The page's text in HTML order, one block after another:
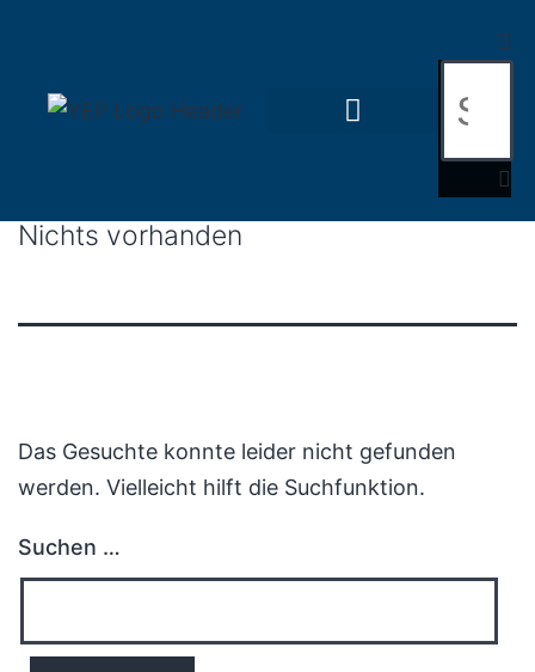
Nichts vorhanden
Das Gesuchte konnte leider nicht gefunden
werden. Vielleicht hilft die Suchfunktion.
Suchen …